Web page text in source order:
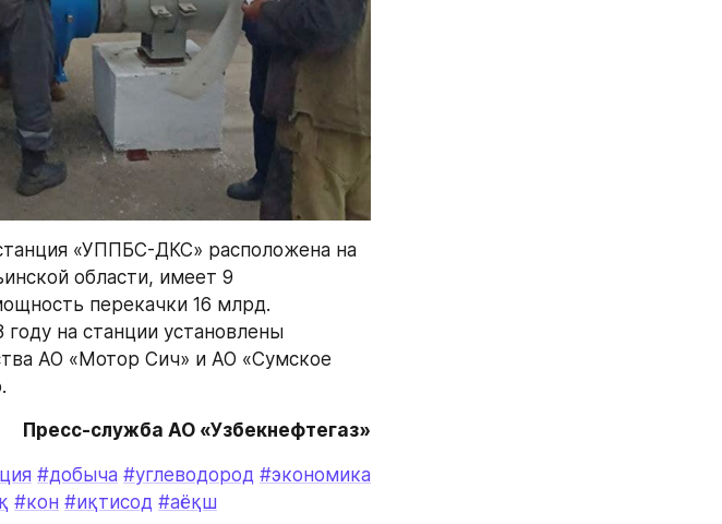
«УППБС-ДКС» расположена на
области, имеет 9
перекачки 16 млрд.
на станции установлены
АО «Мотор Сич» и АО «Сумское
Пресс-служба АО «Узбекнефтегаз»
#добыча #углеводород #экономика
#кон #иқтисод #аёқш